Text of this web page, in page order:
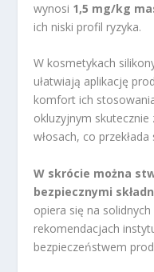
wynosi 1,5 mg/kg
ich niski profil ryzyka.
W kosmetykach
ułatwiają aplikację
komfort ich
okluzyjnym
włosach, co
W skrócie można
bezpiecznymi
opiera się na
rekomendacjach
bezpieczeństwem